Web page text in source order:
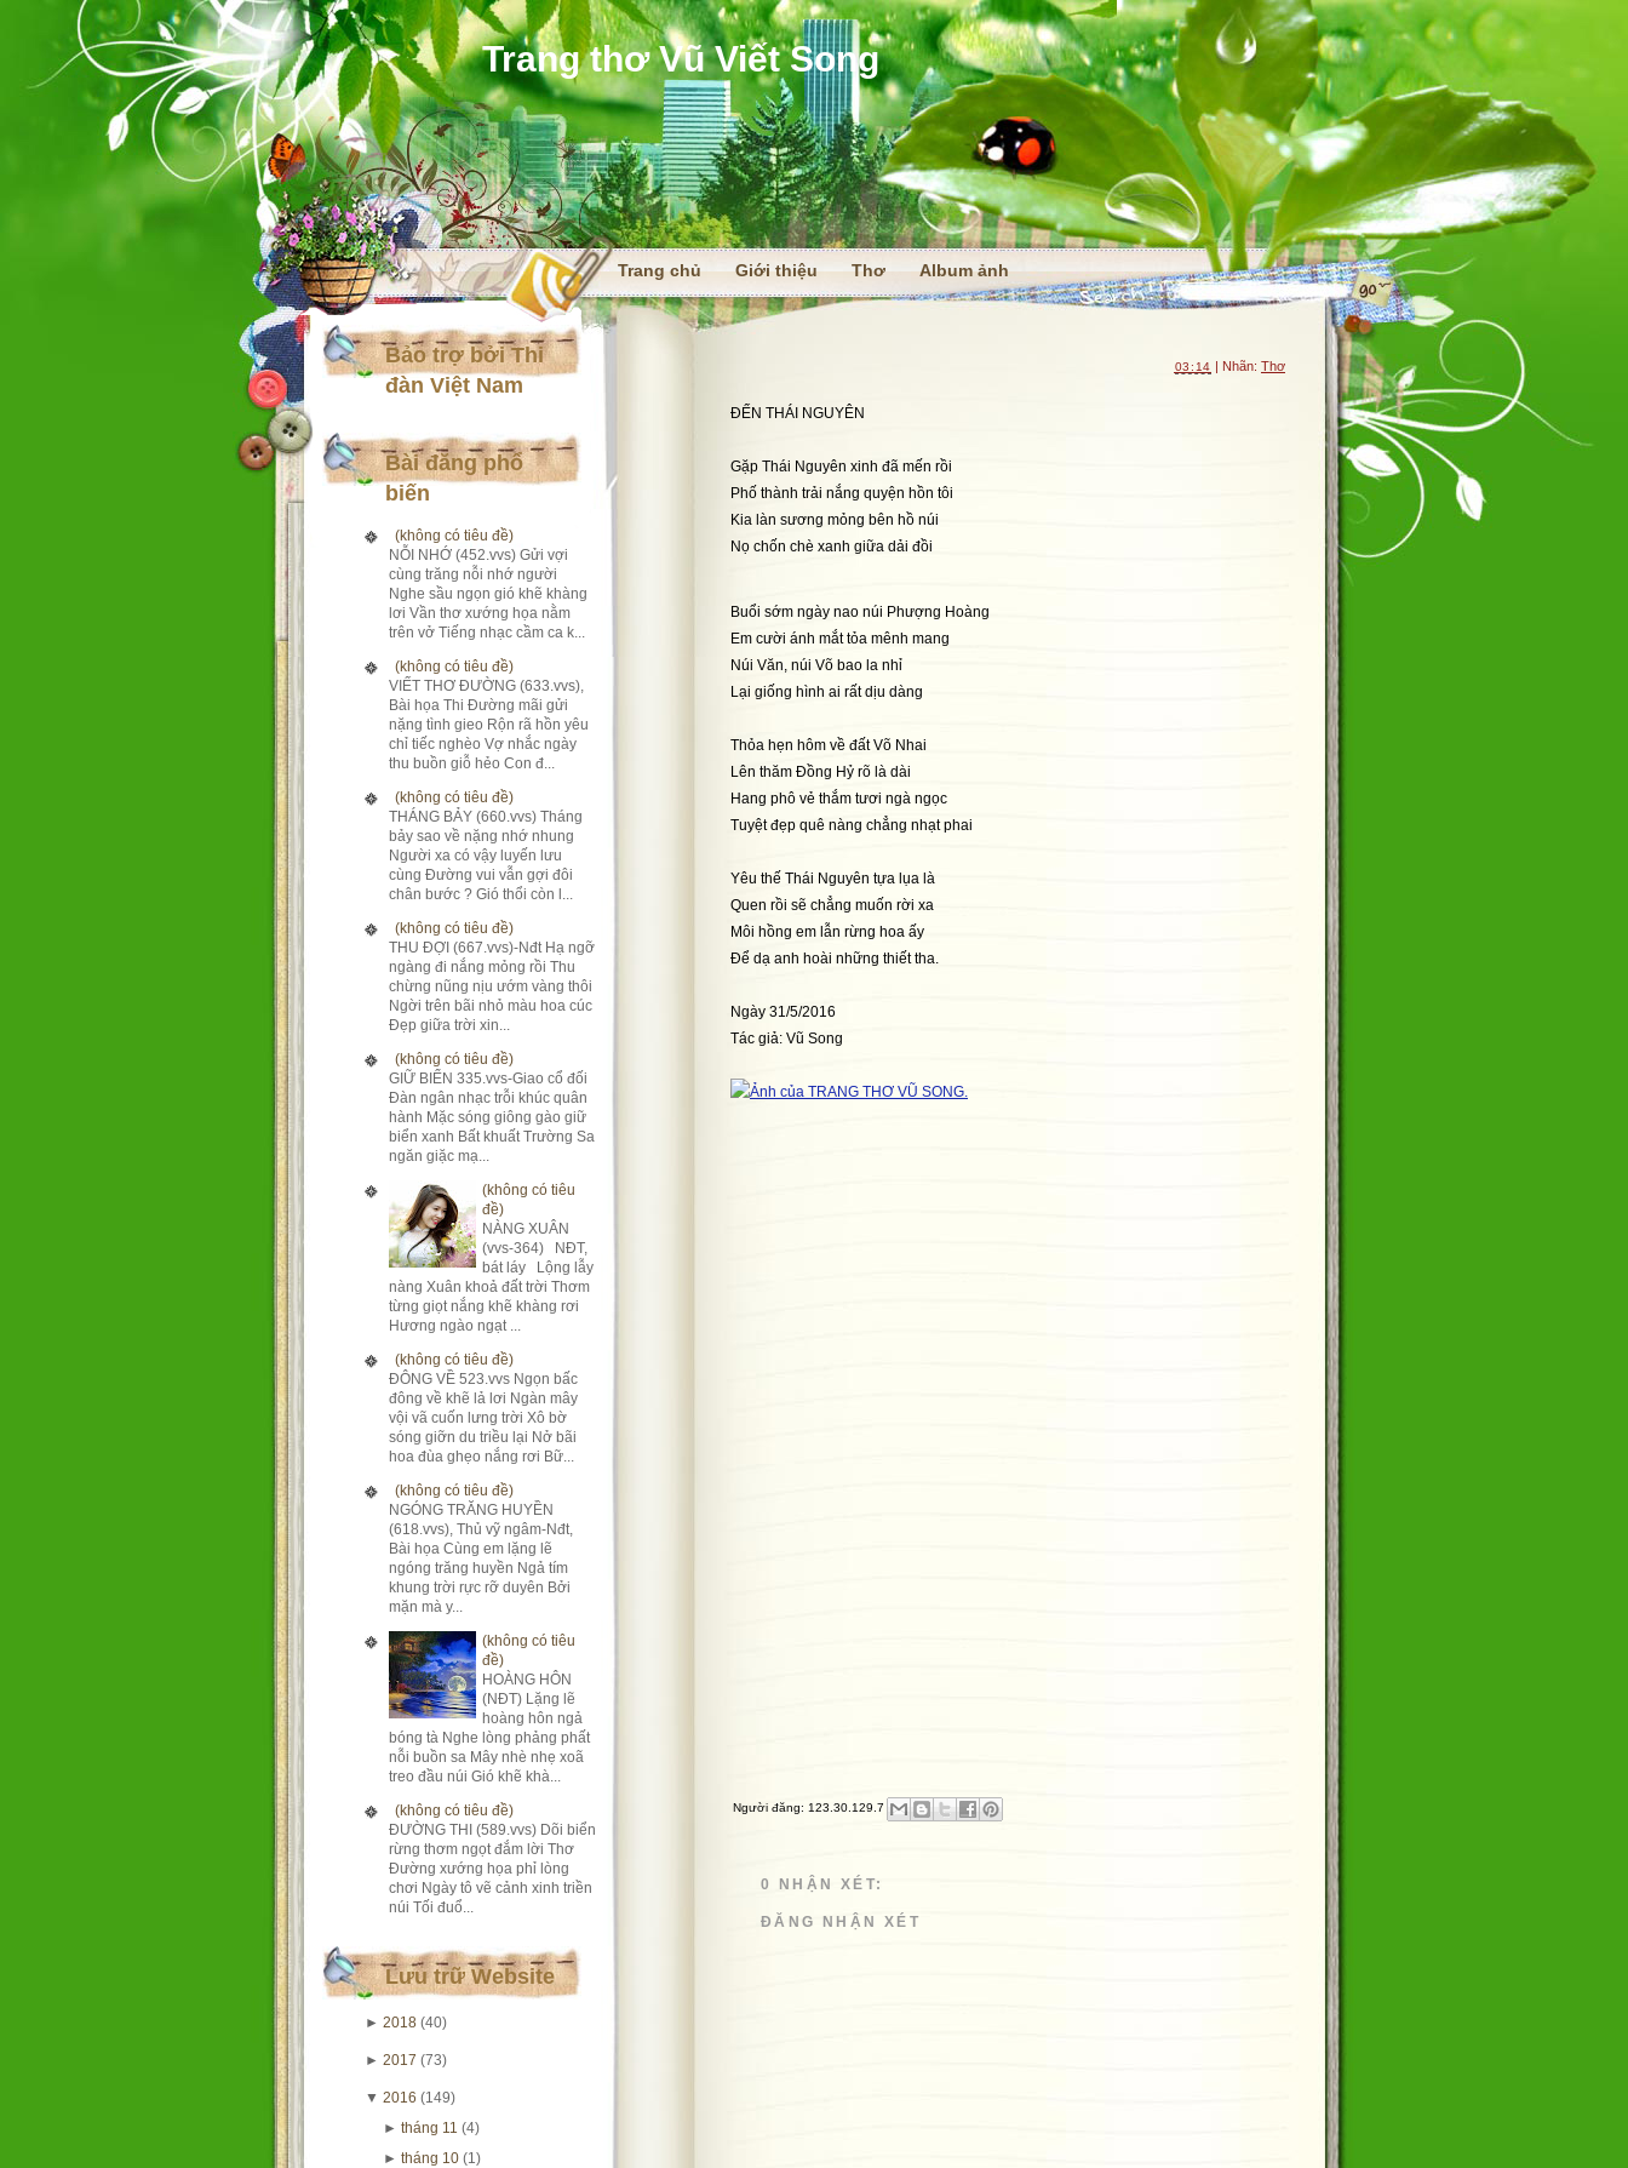
Trang thơ Vũ Viết Song
Trang chủ Giới thiệu Thơ Album ảnh
Bảo trợ bởi Thi
đàn Việt Nam
Bài đăng phổ
biến
(không có tiêu đề)
NỖI NHỚ (452.vvs) Gửi vợi
cùng trăng nỗi nhớ người
Nghe sầu ngọn gió khẽ khàng
lơi Vần thơ xướng họa nằm
trên vở Tiếng nhạc cầm ca k...
(không có tiêu đề)
VIẾT THƠ ĐƯỜNG (633.vvs),
Bài họa Thi Đường mãi gửi
nặng tình gieo Rộn rã hồn yêu
chỉ tiếc nghèo Vợ nhắc ngày
thu buồn giỗ hẻo Con đ...
(không có tiêu đề)
THÁNG BẢY (660.vvs) Tháng
bảy sao về nặng nhớ nhung
Người xa có vậy luyến lưu
cùng Đường vui vẫn gợi đôi
chân bước ? Gió thổi còn l...
(không có tiêu đề)
THU ĐỢI (667.vvs)-Nđt Hạ ngỡ
ngàng đi nắng mỏng rồi Thu
chừng nũng nịu ướm vàng thôi
Ngời trên bãi nhỏ màu hoa cúc
Đẹp giữa trời xin...
(không có tiêu đề)
GIỮ BIỂN 335.vvs-Giao cổ đối
Đàn ngân nhạc trỗi khúc quân
hành Mặc sóng giông gào giữ
biển xanh Bất khuất Trường Sa
ngăn giặc mạ...
(không có tiêu
đề)
NÀNG XUÂN
(vvs-364) NĐT,
bát láy Lộng lẫy
nàng Xuân khoả đất trời Thơm
từng giọt nắng khẽ khàng rơi
Hương ngào ngạt ...
(không có tiêu đề)
ĐÔNG VỀ 523.vvs Ngọn bấc
đông về khẽ lả lơi Ngàn mây
vội vã cuốn lưng trời Xô bờ
sóng giỡn du triều lại Nở bãi
hoa đùa ghẹo nắng rơi Bữ...
(không có tiêu đề)
NGÓNG TRĂNG HUYỀN
(618.vvs), Thủ vỹ ngâm-Nđt,
Bài họa Cùng em lặng lẽ
ngóng trăng huyền Ngả tím
khung trời rực rỡ duyên Bởi
mặn mà y...
(không có tiêu
đề)
HOÀNG HÔN
(NĐT) Lặng lẽ
hoàng hôn ngả
bóng tà Nghe lòng phảng phất
nỗi buồn sa Mây nhè nhẹ xoã
treo đầu núi Gió khẽ khà...
(không có tiêu đề)
ĐƯỜNG THI (589.vvs) Dõi biển
rừng thơm ngọt đắm lời Thơ
Đường xướng họa phỉ lòng
chơi Ngày tô vẽ cảnh xinh triền
núi Tối đuổ...
Lưu trữ Website
► 2018 (40)
► 2017 (73)
▼ 2016 (149)
► tháng 11 (4)
► tháng 10 (1)
03:14 | Nhãn: Thơ
ĐẾN THÁI NGUYÊN
Gặp Thái Nguyên xinh đã mến rồi
Phố thành trải nắng quyện hồn tôi
Kia làn sương mỏng bên hồ núi
Nọ chốn chè xanh giữa dải đồi
Buổi sớm ngày nao núi Phượng Hoàng
Em cười ánh mắt tỏa mênh mang
Núi Văn, núi Võ bao la nhỉ
Lại giống hình ai rất dịu dàng
Thỏa hẹn hôm về đất Võ Nhai
Lên thăm Đồng Hỷ rõ là dài
Hang phô vẻ thắm tươi ngà ngọc
Tuyệt đẹp quê nàng chẳng nhạt phai
Yêu thế Thái Nguyên tựa lụa là
Quen rồi sẽ chẳng muốn rời xa
Môi hồng em lẫn rừng hoa ấy
Để dạ anh hoài những thiết tha.
Ngày 31/5/2016
Tác giả: Vũ Song
Người đăng: 123.30.129.7
0 NHẬN XÉT:
ĐĂNG NHẬN XÉT